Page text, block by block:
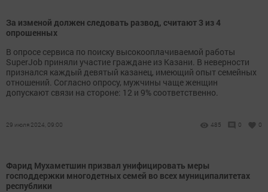
За изменой должен следовать развод, считают 3 из 4
опрошенных
В опросе сервиса по поиску высокооплачиваемой работы
SuperJob приняли участие граждане из Казани. В неверности
признался каждый девятый казанец, имеющий опыт семейных
отношений. Согласно опросу, мужчины чаще женщин
допускают связи на стороне: 12 и 9% соответственно.
29 июля 2024, 09:00 485 0 0
Фарид Мухаметшин призвал унифицировать меры
господдержки многодетных семей во всех муниципалитетах
республики